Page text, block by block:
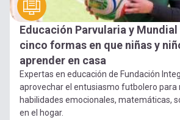
Educación Parvularia y
cinco formas en que niñas y
aprender en casa
Expertas en educación de Fundación
aprovechar el entusiasmo futbolero
habilidades emocionales, matemáticas,
en el hogar.